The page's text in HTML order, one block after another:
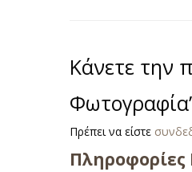
Κάνετε την
Πρέπει να είστε